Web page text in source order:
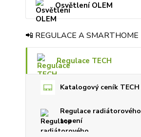
Osvětlení OLEM
📲 REGULACE A SMARTHOME
Regulace TECH
Katalogový ceník TECH
Regulace radiátorového
topení